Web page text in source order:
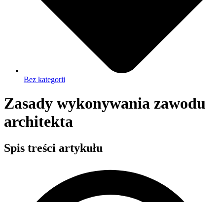
Bez kategorii
Zasady wykonywania zawodu
architekta
Spis treści artykułu